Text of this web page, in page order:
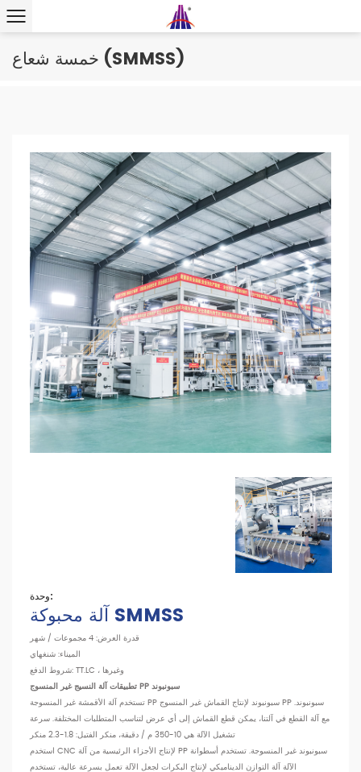
خمسة شعاع (SMMSS)
وحدة:
آلة محبوكة SMMSS
قدرة العرض: 4 مجموعات / شهر
الميناء: شنغهاي
شروط الدفع: TT.LC ، وغيرها
تطبيقات آلة النسيج غير المنسوج PP سبونبوند
تستخدم آلة الأقمشة غير المنسوجة PP سبونبوند لإنتاج القماش غير المنسوج PP سبونبوند.
مع آلة القطع في آلتنا، يمكن قطع القماش إلى أي عرض لتناسب المتطلبات المختلفة. سرعة
تشغيل الآلة هي 10-350 م / دقيقة، منكر الفتيل: 1.8-2.3 منكر
استخدم CNC لإنتاج الأجزاء الرئيسية من آلة PP سبونبوند غير المنسوجة. تستخدم أسطوانة
الآلة آلة التوازن الديناميكي لإنتاج البكرات لجعل الآلة تعمل بسرعة عالية، تستخدم